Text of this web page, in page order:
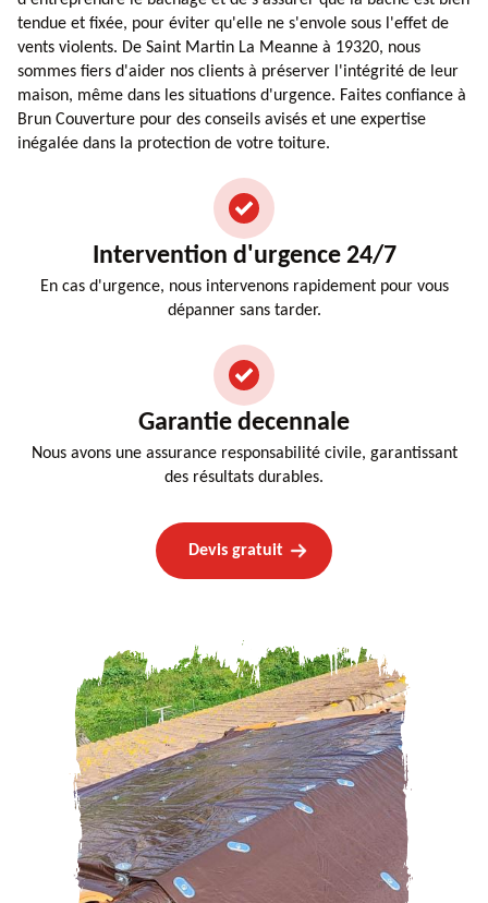
tendue et fixée, pour éviter qu'elle ne s'envole sous l'effet de
vents violents. De Saint Martin La Meanne à 19320, nous
sommes fiers d'aider nos clients à préserver l'intégrité de leur
maison, même dans les situations d'urgence. Faites confiance à
Brun Couverture pour des conseils avisés et une expertise
inégalée dans la protection de votre toiture.
Intervention d'urgence 24/7
En cas d'urgence, nous intervenons rapidement pour vous
dépanner sans tarder.
Garantie decennale
Nous avons une assurance responsabilité civile, garantissant
des résultats durables.
Devis gratuit